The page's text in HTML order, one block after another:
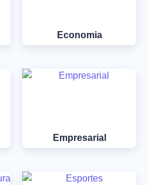
Economia
Empresarial